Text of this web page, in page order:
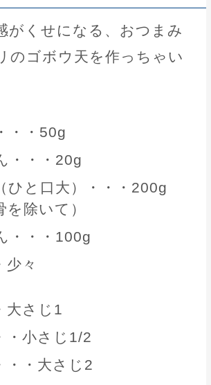
がくせになる、おつまみ
のゴボウ天を作っちゃい
・・50g
・・・20g
ひと口大）・・・200g
を除いて）
・・・100g
少々
大さじ1
・小さじ1/2
・・大さじ2